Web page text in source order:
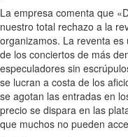
La empresa comenta que
nuestro total rechazo a la
organizamos. La reventa
de los conciertos de más
especuladores sin
se lucran a costa de los
se agotan las entradas en
precio se dispara en las
que muchos no pueden